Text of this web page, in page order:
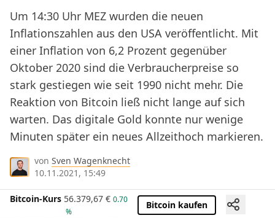
Um 14:30 Uhr MEZ wurden die neuen
Inflationszahlen aus den USA veröffentlicht. Mit
einer Inflation von 6,2 Prozent gegenüber
Oktober 2020 sind die Verbraucherpreise so
stark gestiegen wie seit 1990 nicht mehr. Die
Reaktion von Bitcoin ließ nicht lange auf sich
warten. Das digitale Gold konnte nur wenige
Minuten später ein neues Allzeithoch markieren.
von Sven Wagenknecht
10.11.2021, 15:49
Bitcoin-Kurs 56.379,67 € 0.70
%
Bitcoin kaufen